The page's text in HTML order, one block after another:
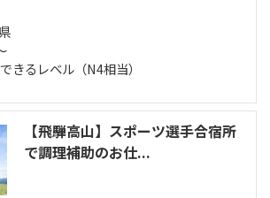
きるレベル（N4相当）
【飛騨高山】スポーツ選手合宿所
で調理補助のお仕...